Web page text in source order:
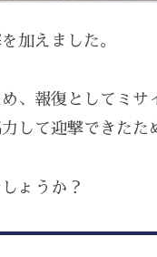
加えました。
、報復としてミ
して迎撃できたた
ょうか？